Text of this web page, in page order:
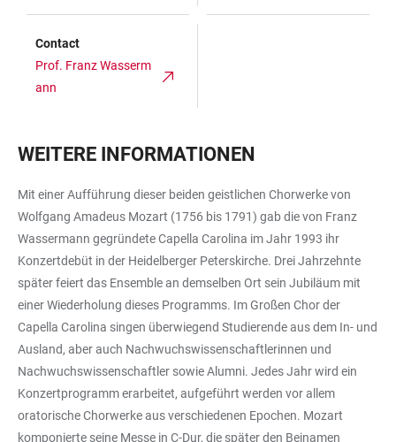
Contact
Prof. Franz Wasserm
ann
WEITERE INFORMATIONEN
Mit einer Aufführung dieser beiden geistlichen Chorwerke von
Wolfgang Amadeus Mozart (1756 bis 1791) gab die von Franz
Wassermann gegründete Capella Carolina im Jahr 1993 ihr
Konzertdebüt in der Heidelberger Peterskirche. Drei Jahrzehnte
später feiert das Ensemble an demselben Ort sein Jubiläum mit
einer Wiederholung dieses Programms. Im Großen Chor der
Capella Carolina singen überwiegend Studierende aus dem In- und
Ausland, aber auch Nachwuchswissenschaftlerinnen und
Nachwuchswissenschaftler sowie Alumni. Jedes Jahr wird ein
Konzertprogramm erarbeitet, aufgeführt werden vor allem
oratorische Chorwerke aus verschiedenen Epochen. Mozart
komponierte seine Messe in C-Dur, die später den Beinamen